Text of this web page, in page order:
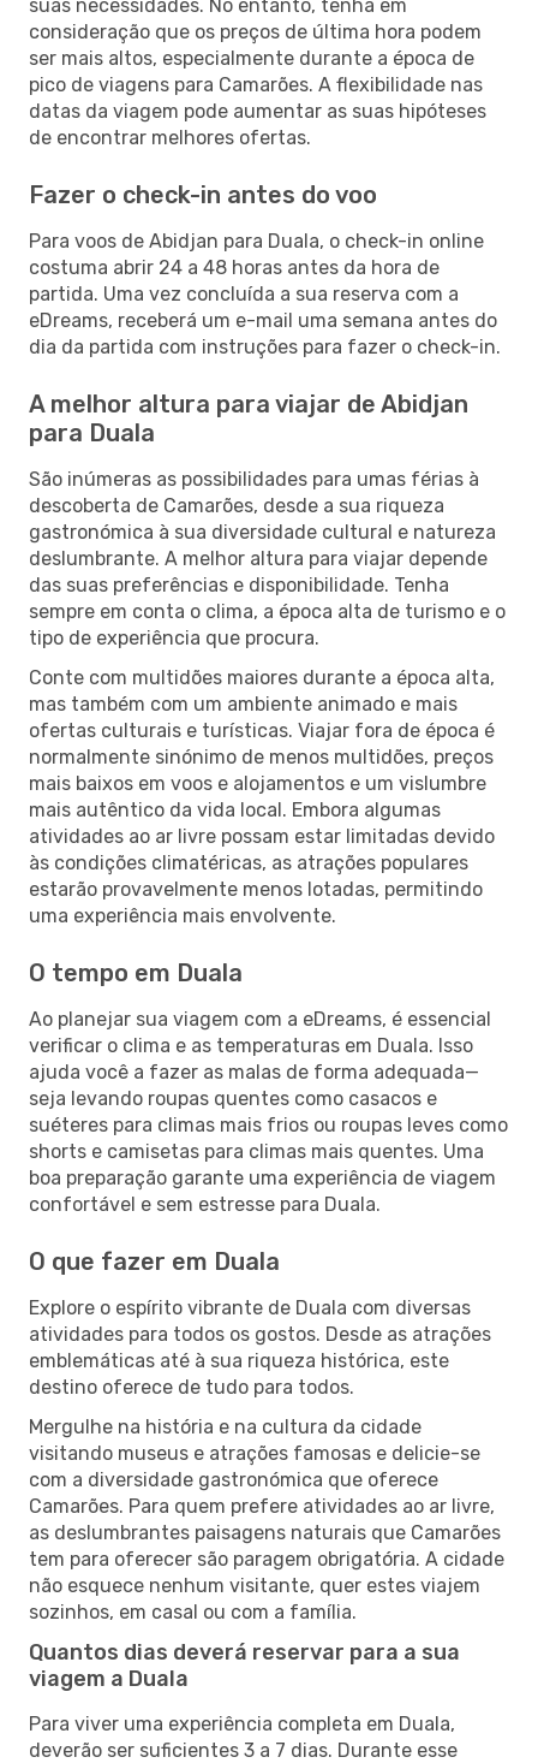
suas necessidades. No entanto, tenha em
consideração que os preços de última hora podem
ser mais altos, especialmente durante a época de
pico de viagens para Camarões. A flexibilidade nas
datas da viagem pode aumentar as suas hipóteses
de encontrar melhores ofertas.
Fazer o check-in antes do voo
Para voos de Abidjan para Duala, o check-in online
costuma abrir 24 a 48 horas antes da hora de
partida. Uma vez concluída a sua reserva com a
eDreams, receberá um e-mail uma semana antes do
dia da partida com instruções para fazer o check-in.
A melhor altura para viajar de Abidjan
para Duala
São inúmeras as possibilidades para umas férias à
descoberta de Camarões, desde a sua riqueza
gastronómica à sua diversidade cultural e natureza
deslumbrante. A melhor altura para viajar depende
das suas preferências e disponibilidade. Tenha
sempre em conta o clima, a época alta de turismo e o
tipo de experiência que procura.
Conte com multidões maiores durante a época alta,
mas também com um ambiente animado e mais
ofertas culturais e turísticas. Viajar fora de época é
normalmente sinónimo de menos multidões, preços
mais baixos em voos e alojamentos e um vislumbre
mais autêntico da vida local. Embora algumas
atividades ao ar livre possam estar limitadas devido
às condições climatéricas, as atrações populares
estarão provavelmente menos lotadas, permitindo
uma experiência mais envolvente.
O tempo em Duala
Ao planejar sua viagem com a eDreams, é essencial
verificar o clima e as temperaturas em Duala. Isso
ajuda você a fazer as malas de forma adequada—
seja levando roupas quentes como casacos e
suéteres para climas mais frios ou roupas leves como
shorts e camisetas para climas mais quentes. Uma
boa preparação garante uma experiência de viagem
confortável e sem estresse para Duala.
O que fazer em Duala
Explore o espírito vibrante de Duala com diversas
atividades para todos os gostos. Desde as atrações
emblemáticas até à sua riqueza histórica, este
destino oferece de tudo para todos.
Mergulhe na história e na cultura da cidade
visitando museus e atrações famosas e delicie-se
com a diversidade gastronómica que oferece
Camarões. Para quem prefere atividades ao ar livre,
as deslumbrantes paisagens naturais que Camarões
tem para oferecer são paragem obrigatória. A cidade
não esquece nenhum visitante, quer estes viajem
sozinhos, em casal ou com a família.
Quantos dias deverá reservar para a sua
viagem a Duala
Para viver uma experiência completa em Duala,
deverão ser suficientes 3 a 7 dias. Durante esse